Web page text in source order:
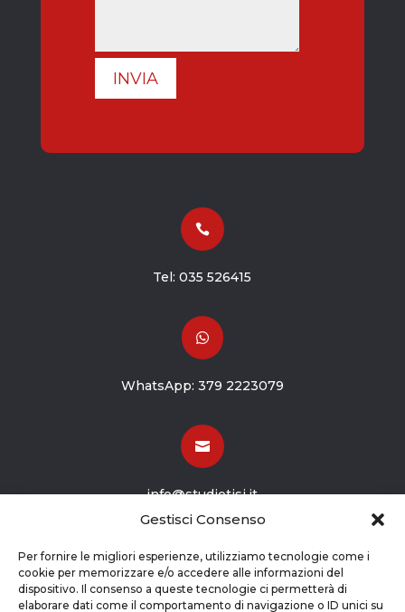
Gestisci Consenso
Per fornire le migliori esperienze, utilizziamo tecnologie come i
cookie per memorizzare e/o accedere alle informazioni del
dispositivo. Il consenso a queste tecnologie ci permetterà di
elaborare dati come il comportamento di navigazione o ID unici su
INVIA

Tel:035 526415

WhatsApp: 379 2223079

info@studiotisi.it

Viale Europa 8